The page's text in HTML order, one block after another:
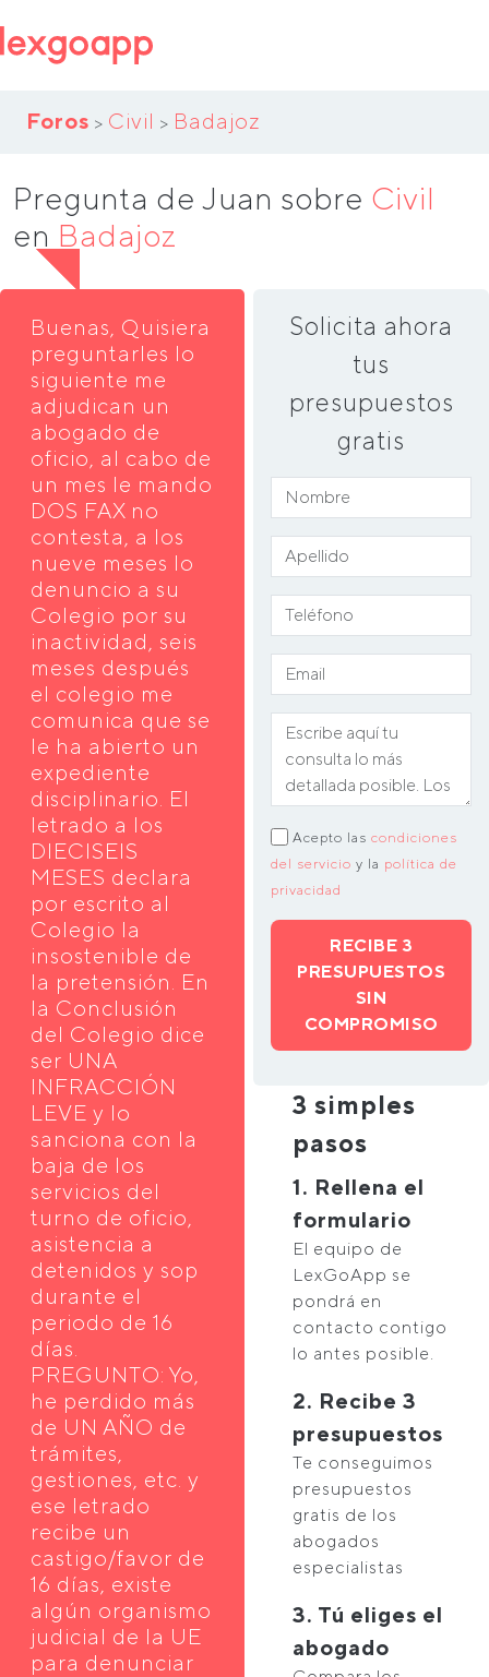
Foros > Civil > Badajoz
Pregunta de Juan sobre Civil
en Badajoz
Buenas, Quisiera
preguntarles lo
siguiente me
adjudican un
abogado de
oficio, al cabo de
un mes le mando
DOS FAX no
contesta, a los
nueve meses lo
denuncio a su
Colegio por su
inactividad, seis
meses después
el colegio me
comunica que se
le ha abierto un
expediente
disciplinario. El
letrado a los
DIECISEIS
MESES declara
por escrito al
Colegio la
insostenible de
la pretensión. En
la Conclusión
del Colegio dice
ser UNA
INFRACCIÓN
LEVE y lo
sanciona con la
baja de los
servicios del
turno de oficio,
asistencia a
detenidos y sop
durante el
periodo de 16
días.
PREGUNTO: Yo,
he perdido más
de UN AÑO de
trámites,
gestiones, etc. y
ese letrado
recibe un
castigo/favor de
16 días, existe
algún organismo
judicial de la UE
para denunciar
Solicita ahora
tus
presupuestos
gratis
Acepto las condiciones
del servicio y la política de
privacidad
RECIBE 3
PRESUPUESTOS
SIN
COMPROMISO
3 simples
pasos
1. Rellena el
formulario
El equipo de
LexGoApp se
pondrá en
contacto contigo
lo antes posible.
2. Recibe 3
presupuestos
Te conseguimos
presupuestos
gratis de los
abogados
especialistas
3. Tú eliges el
abogado